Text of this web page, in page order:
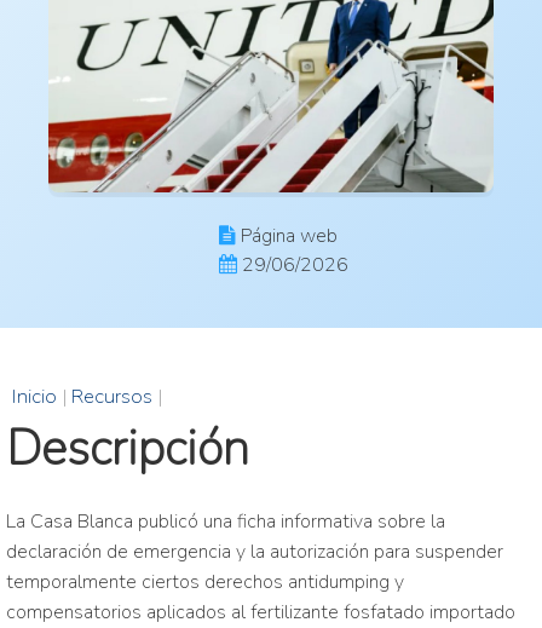
Página web
29/06/2026
Inicio | Recursos |
Descripción
La Casa Blanca publicó una ficha informativa sobre la
declaración de emergencia y la autorización para suspender
temporalmente ciertos derechos antidumping y
compensatorios aplicados al fertilizante fosfatado importado